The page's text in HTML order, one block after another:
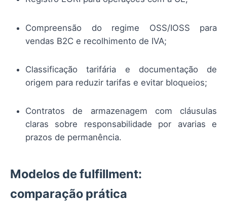
Compreensão do regime OSS/IOSS para
vendas B2C e recolhimento de IVA;
Classificação tarifária e documentação de
origem para reduzir tarifas e evitar bloqueios;
Contratos de armazenagem com cláusulas
claras sobre responsabilidade por avarias e
prazos de permanência.
Modelos de fulfillment:
comparação prática